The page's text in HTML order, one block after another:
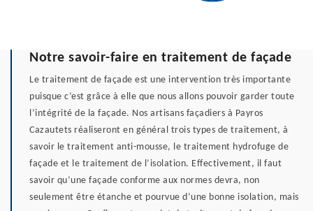
Notre savoir-faire en traitement de façade
Le traitement de façade est une intervention très importante
puisque c’est grâce à elle que nous allons pouvoir garder toute
l’intégrité de la façade. Nos artisans façadiers à Payros
Cazautets réaliseront en général trois types de traitement, à
savoir le traitement anti-mousse, le traitement hydrofuge de
façade et le traitement de l’isolation. Effectivement, il faut
savoir qu’une façade conforme aux normes devra, non
seulement être étanche et pourvue d’une bonne isolation, mais